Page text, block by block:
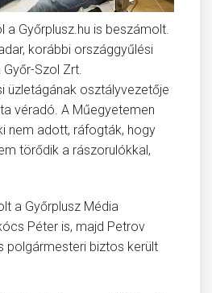
a Győrplusz.hu is beszámolt.
korábbi országgyűlési
Győr-Szol Zrt.
üzletágának osztályvezetője
véradó. A Műegyetemen
nem adott, ráfogták, hogy
törődik a rászorulókkal,
a Győrplusz Média
Péter is, majd Petrov
polgármesteri biztos került